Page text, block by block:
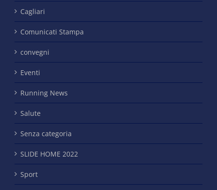
Cagliari
Comunicati Stampa
convegni
Eventi
Running News
Salute
Senza categoria
SLIDE HOME 2022
Sport